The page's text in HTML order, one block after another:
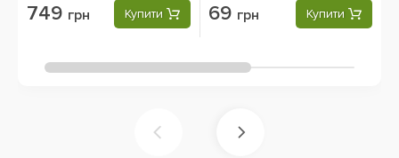
749 грн Купити 69 грн Купити